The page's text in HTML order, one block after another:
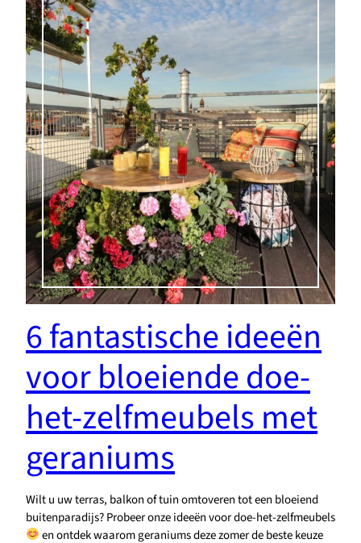
6 fantastische ideeën
voor bloeiende doe-
het-zelfmeubels met
geraniums
Wilt u uw terras, balkon of tuin omtoveren tot een bloeiend
buitenparadijs? Probeer onze ideeën voor doe-het-zelfmeubels
en ontdek waarom geraniums deze zomer de beste keuze